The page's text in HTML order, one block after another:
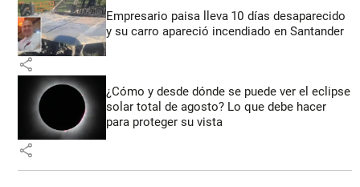
Empresario paisa lleva 10 días desaparecido
y su carro apareció incendiado en Santander
share
¿Cómo y desde dónde se puede ver el eclipse
solar total de agosto? Lo que debe hacer
para proteger su vista
share